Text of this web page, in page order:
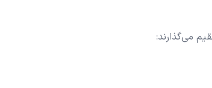
می‌گذارند: